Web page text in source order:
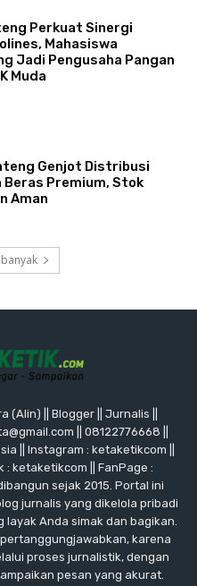
Perkuat Sinergi
Mahasiswa
Jadi Pengusaha Pangan
Muda
Genjot Distribusi
Beras Premium, Stok
Aman
(Alin) || Blogger || Jurnalis ||
|| 08122776668 ||
|| Instagram : ketaketikcom ||
: ketaketikcom || FanPage :
sejak 2015. Portal ini
jurnalis yang dikelola pribadi
Anda simak dan bagikan.
karena
proses jurnalistik, dengan
pesan yang akurat.